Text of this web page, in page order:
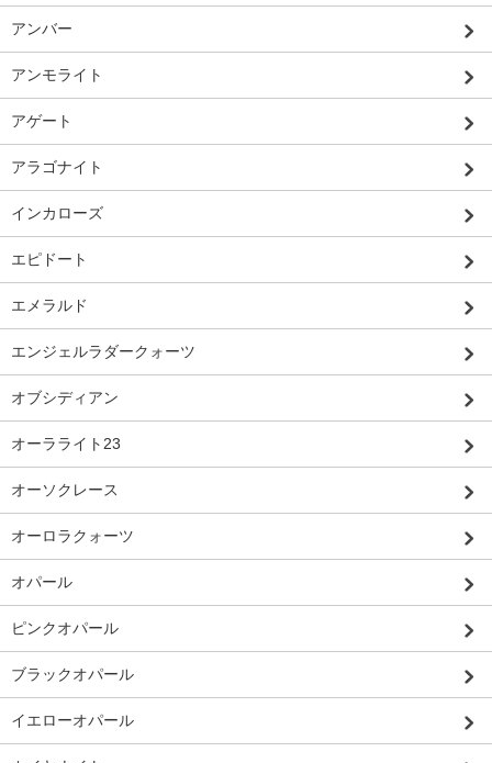
アンバー
アンモライト
アゲート
アラゴナイト
インカローズ
エピドート
エメラルド
エンジェルラダークォーツ
オブシディアン
オーラライト23
オーソクレース
オーロラクォーツ
オパール
ピンクオパール
ブラックオパール
イエローオパール